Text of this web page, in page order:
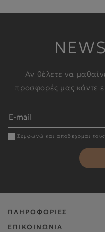
Αν θέλετε να
προσφορές μας κάντε
Συμφωνώ και αποδέχομαι
ΠΛΗΡΟΦΟΡΙΕΣ
ΕΠΙΚΟΙΝΩΝΙΑ